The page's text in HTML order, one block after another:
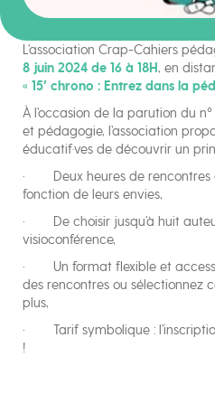
L’association Crap-Cahiers
8 juin 2024 de 16 à 18H, en
« 15′ chrono : Entrez dans la
À l’occasion de la parution du
et pédagogie, l’association
éducatif·ves de découvrir un
· Deux heures de rencontres
fonction de leurs envies,
· De choisir jusqu’à huit
visioconférence,
· Un format flexible et
des rencontres ou sélectionnez
plus,
· Tarif symbolique :
!